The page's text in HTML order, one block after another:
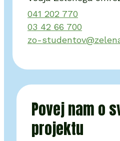
041 202 770
03 42 66 700
zo-
Povej nam o
projektu